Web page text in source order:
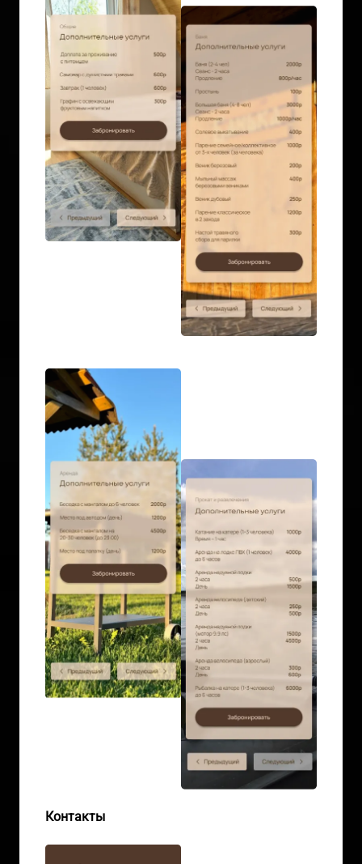
Контакты